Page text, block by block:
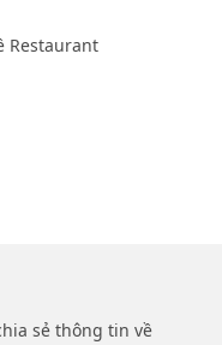
Restaurant
sẻ thông tin về